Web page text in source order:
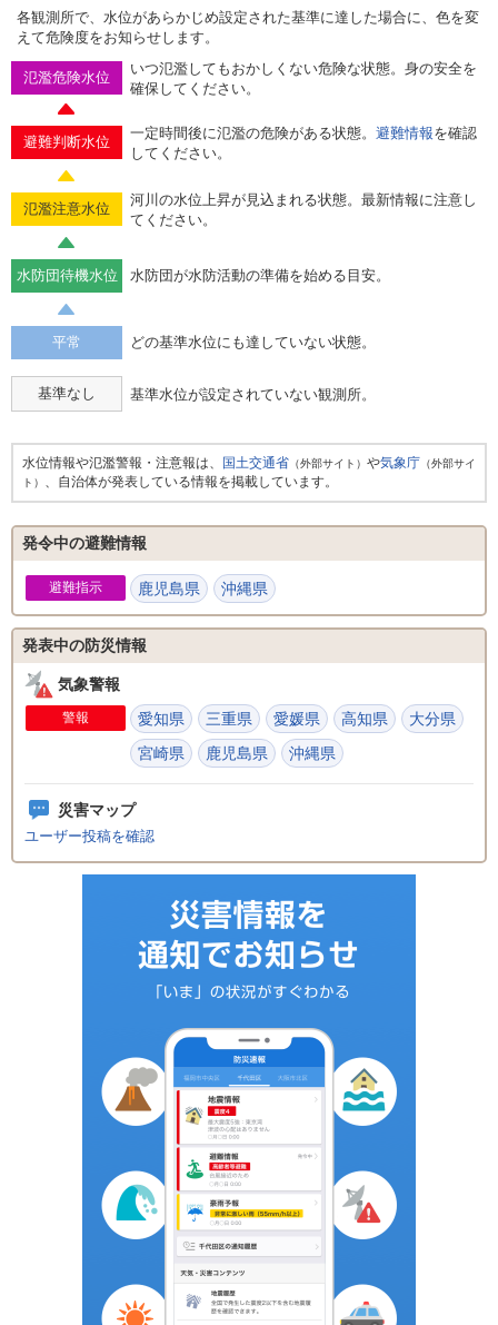
各観測所で、水位があらかじめ設定された基準に達した場合に、色を変
えて危険度をお知らせします。
氾濫危険水位
いつ氾濫してもおかしくない危険な状態。身の安全を
確保してください。
避難判断水位
一定時間後に氾濫の危険がある状態。 避難情報を確認
してください。
氾濫注意水位
河川の水位上昇が見込まれる状態。最新情報に注意し
てください。
水防団待機水位 水防団が水防活動の準備を始める目安。
平常 どの基準水位にも達していない状態。
基準なし 基準水位が設定されていない観測所。
水位情報や氾濫警報・注意報は、 国土交通省 （外部サイト） や気象庁 （外部サイ
ト） 、自治体が発表している情報を掲載しています。
発令中の避難情報
避難指示 鹿児島県 沖縄県
発表中の防災情報
気象警報
警報 愛知県 三重県 愛媛県 高知県
大分県
宮崎県
鹿児島県 沖縄県
災害マップ
ユーザー投稿を確認